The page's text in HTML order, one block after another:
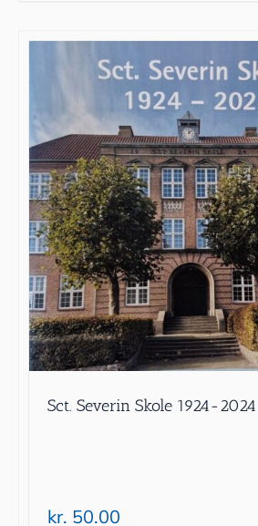
Sct. Severin Skole 1924-2024
kr. 50.00